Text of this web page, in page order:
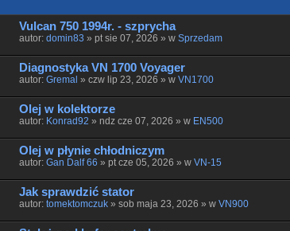
Vulcan 750 1994r. - szprycha
autor: domin83 » pt sie 07, 2026 » w Sprzedam
Diagnostyka VN 1700 Voyager
autor: Gremal » czw lip 23, 2026 » w VN1700
Olej w kolektorze
autor: Konrad92 » ndz cze 07, 2026 » w EN500
Olej w płynie chłodniczym
autor: Gan Dalf 66 » pt cze 05, 2026 » w VN-15
Jak sprawdzić stator
autor: tomektomczuk» sob maja 23, 2026 » w VN900